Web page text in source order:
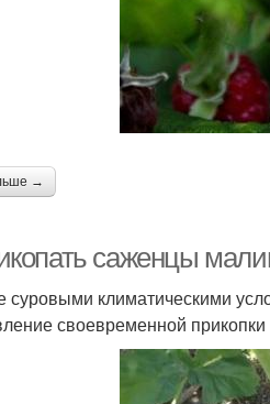
→
саженцы
суровыми климатическими
своевременной